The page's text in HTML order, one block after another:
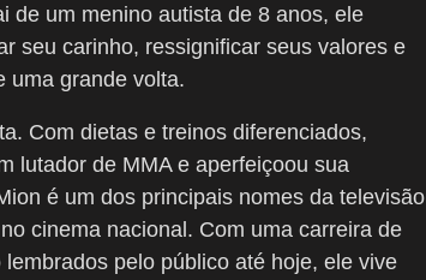
de um menino autista de 8 anos, ele
seu carinho, ressignificar seus valores e
uma grande volta.
Com dietas e treinos diferenciados,
lutador de MMA e aperfeiçoou sua
é um dos principais nomes da televisão
cinema nacional. Com uma carreira de
pelo público até hoje, ele vive